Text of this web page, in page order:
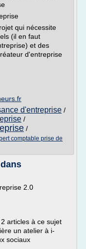
qui nécessite
(il en faut
et des
d'entreprise
d'entreprise /
/
/
comptable prise de
2.0
articles à ce sujet
un atelier à i-
sociaux